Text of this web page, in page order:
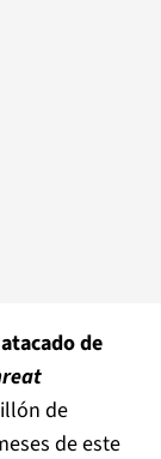
de
de
de este